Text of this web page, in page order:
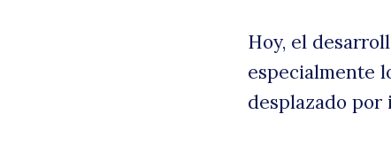
Hoy, el
especialmente
desplazado por